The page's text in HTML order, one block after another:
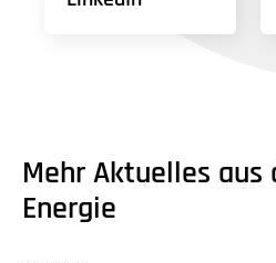
Mehr Aktuelles aus
Energie